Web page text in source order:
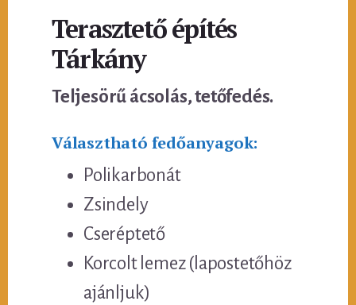
Terasztető építés
Tárkány
Teljesörű ácsolás, tetőfedés.
Választható fedőanyagok:
Polikarbonát
Zsindely
Cseréptető
Korcolt lemez (lapostetőhöz
ajánljuk)